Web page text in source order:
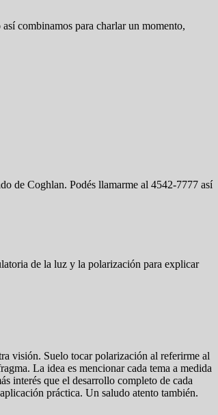
combinamos para charlar un momento,
de Coghlan. Podés llamarme al 4542-7777 así
de la luz y la polarización para explicar
visión. Suelo tocar polarización al referirme al
La idea es mencionar cada tema a medida
interés que el desarrollo completo de cada
práctica. Un saludo atento también.